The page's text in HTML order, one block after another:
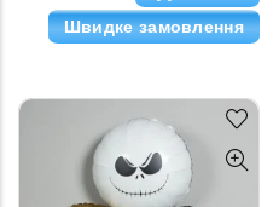
Швидке замовлення